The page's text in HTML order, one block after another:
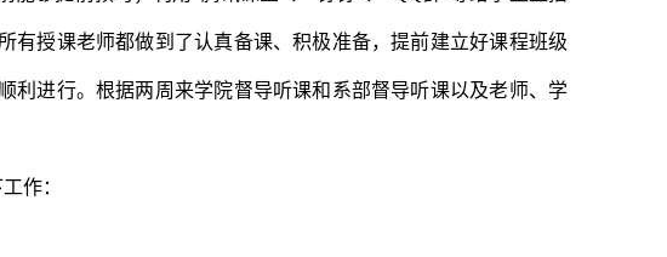
有授课老师都做到了认真备课、积极准备，提前建立好课程班级
利进行。根据两周来学院督导听课和系部督导听课以及老师、学
作：